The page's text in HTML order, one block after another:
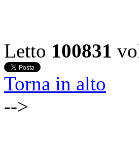
Letto 100831
Torna in alto
-->